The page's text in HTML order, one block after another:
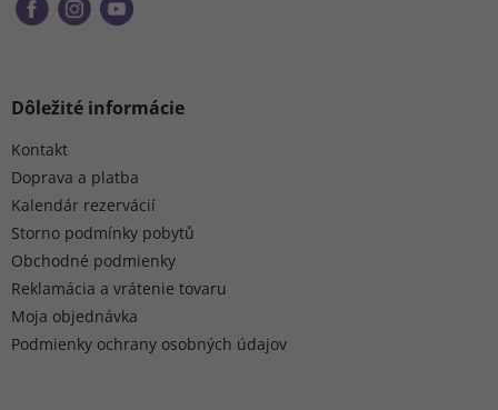
Dôležité informácie
Kontakt
Doprava a platba
Kalendár rezervácií
Storno podmínky pobytů
Obchodné podmienky
Reklamácia a vrátenie tovaru
Moja objednávka
Podmienky ochrany osobných údajov